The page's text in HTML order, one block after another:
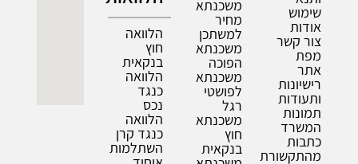
שימוש
אודות
צור קשר
מפת
אתר
רישיונות
ותעודות
תמונות
המשרד
כתבות
מהתקשורת
משכנתא
מחיר
למשתכן
משכנתא
הפוכה
משכנתא
לפושטי
רגל
משכנתא
חוץ
בנקאית
הלוואה
חוץ
בנקאית
הלוואה
כנגד
נכס
הלוואה
כנגד קרן
השתלמות